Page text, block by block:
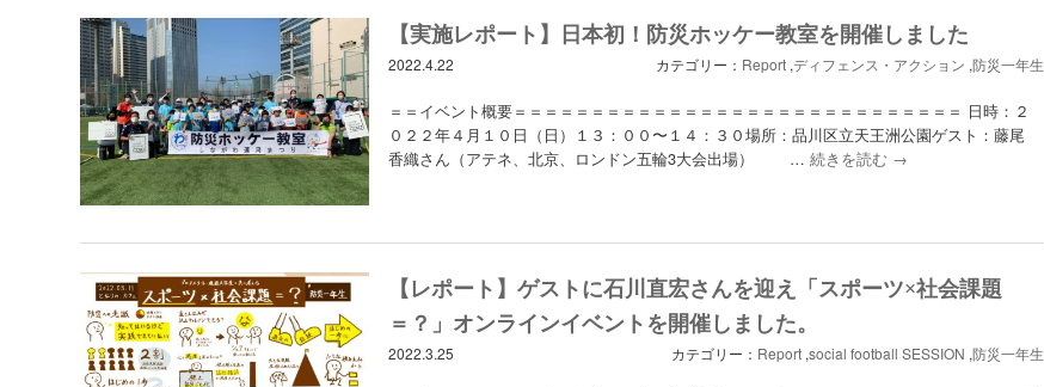
【実施レポート】日本初！防災ホッケー教室を開催しました
2022.4.22 カテゴリー： Report,ディフェンス・アクション ,防災一年生
＝＝イベント概要＝＝＝＝＝＝＝＝＝＝＝＝＝＝＝＝＝＝＝＝＝＝＝＝＝＝＝＝＝ 日時：２
０２２年４月１０日（日）１３：００〜１４：３０場所：品川区立天王洲公園ゲスト：藤尾
香織さん（アテネ、北京、ロンドン五輪3大会出場） …続きを読む →
【レポート】ゲストに石川直宏さんを迎え「スポーツ×社会課題
＝？」オンラインイベントを開催しました。
2022.3.25 カテゴリー： Report,social football SESSION ,防災一年生